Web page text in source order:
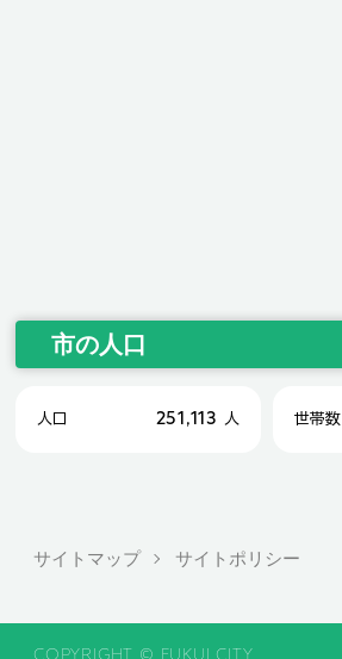
市の人口
人口 251,113 人 世帯数
サイトマップ サイトポリシー